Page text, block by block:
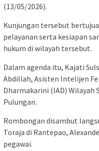
(13/05/2026).
Kunjungan tersebut
pelayanan serta kesiapan
hukum di wilayah tersebut.
Dalam agenda itu, Kajati
Abdillah, Asisten Intelijen
Dharmakarini (IAD) Wilayah
Pulungan.
Rombongan disambut
Toraja di Rantepao,
pegawai.